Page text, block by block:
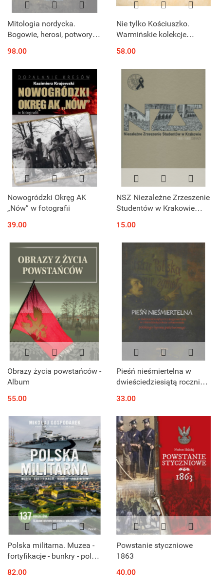
Mitologia nordycka.
Bogowie, herosi, potwory i
98.00
Nie tylko Kościuszko.
Warmińskie kolekcje
58.00
Nowogródzki Okręg AK
„Nów” w fotografii
39.00
NSZ Niezależne Zrzeszenie
Studentów w Krakowie
15.00
Obrazy życia powstańców -
Album
55.00
Pieśń nieśmiertelna w
dwieściedziesiątą rocznicę
osiemdziesięciolecie
ustanowienia polskiego
hymnu państwowego
33.00
Polska militarna. Muzea -
fortyfikacje - bunkry - pola
82.00
Powstanie styczniowe
1863
40.00